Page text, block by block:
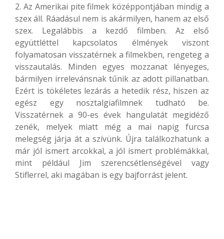
2. Az Amerikai pite filmek középpontjában mindig a
szex áll. Ráadásul nem is akármilyen, hanem az első
szex. Legalábbis a kezdő filmben. Az első
együttléttel kapcsolatos élmények viszont
folyamatosan visszatérnek a filmekben, rengeteg a
visszautalás. Minden egyes mozzanat lényeges,
bármilyen irrelevánsnak tűnik az adott pillanatban.
Ezért is tökéletes lezárás a hetedik rész, hiszen az
egész egy nosztalgiafilmnek tudható be.
Visszatérnek a 90-es évek hangulatát megidéző
zenék, melyek miatt még a mai napig furcsa
melegség járja át a szívünk. Újra találkozhatunk a
már jól ismert arcokkal, a jól ismert problémákkal,
mint például Jim szerencsétlenségével vagy
Stiflerrel, aki magában is egy bajforrást jelent.